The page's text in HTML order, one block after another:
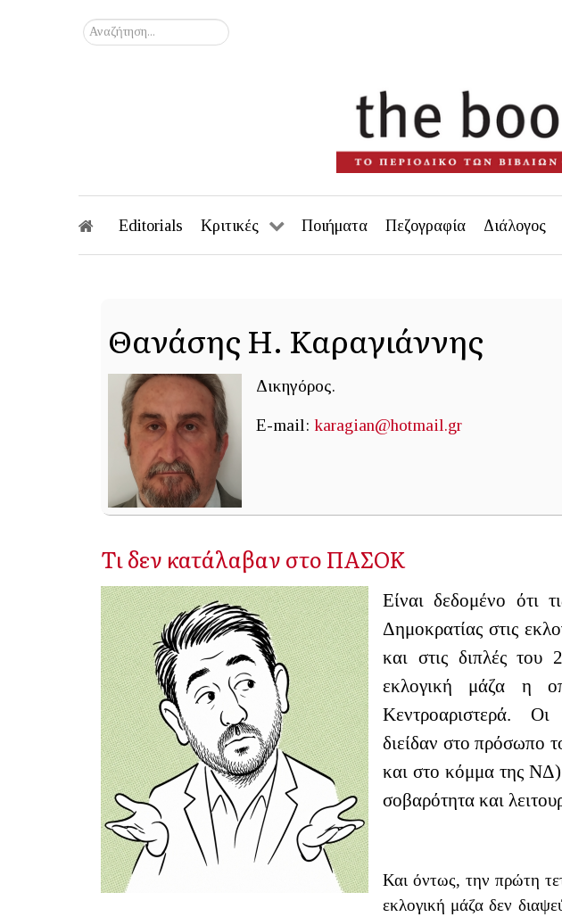
Αναζήτηση...
Editorials Κριτικές Ποιήματα Πεζογραφία Διάλογος
Θανάσης Η. Καραγιάννης
Δικηγόρος.
E-mail: karagian@hotmail.gr
Τι δεν κατάλαβαν στο ΠΑΣΟΚ
Είναι δεδομένο ότι
Δημοκρατίας στις
και στις διπλές του
εκλογική μάζα η
Κεντροαριστερά. Οι
διείδαν στο πρόσωπο
και στο κόμμα της ΝΔ)
σοβαρότητα και
Και όντως, την πρώτη
εκλογική μάζα δεν